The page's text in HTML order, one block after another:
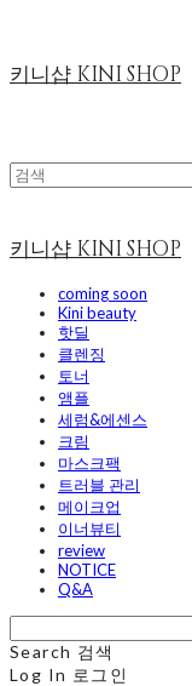
키니샵 KINI SHOP
키니샵 KINI SHOP
coming soon
Kini beauty
핫딜
클렌징
토너
앰플
세럼&에센스
크림
마스크팩
트러블 관리
메이크업
이너뷰티
review
NOTICE
Q&A
Search 검색
Log In 로그인